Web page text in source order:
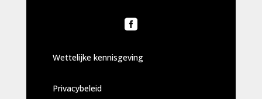

Wettelijke kennisgeving
Privacybeleid